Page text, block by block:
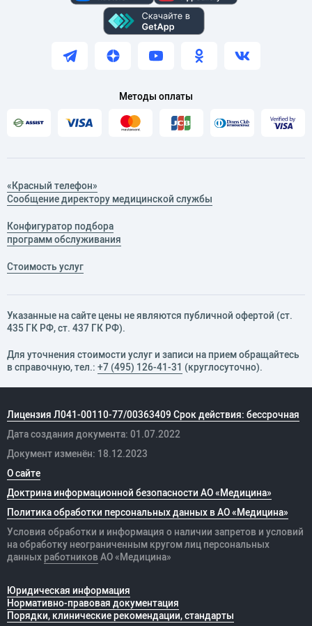
Методы оплаты
«Красный телефон»
Сообщение директору медицинской службы
Конфигуратор подбора
программ обслуживания
Стоимость услуг
Указанные на сайте цены не являются публичной офертой (ст.
435 ГК РФ, cт. 437 ГК РФ).
Для уточнения стоимости услуг и записи на прием обращайтесь
в справочную, тел.: +7 (495) 126-41-31 (круглосуточно).
Лицензия Л041-00110-77/00363409 Срок действия: бессрочная
Дата создания документа: 01.07.2022
Документ изменён: 18.12.2023
О сайте
Доктрина информационной безопасности АО «Медицина»
Политика обработки персональных данных в АО «Медицина»
Условия обработки и информация о наличии запретов и условий
на обработку неограниченным кругом лиц персональных
данных работников АО «Медицина»
Юридическая информация
Нормативно-правовая документация
Порядки, клинические рекомендации, стандарты